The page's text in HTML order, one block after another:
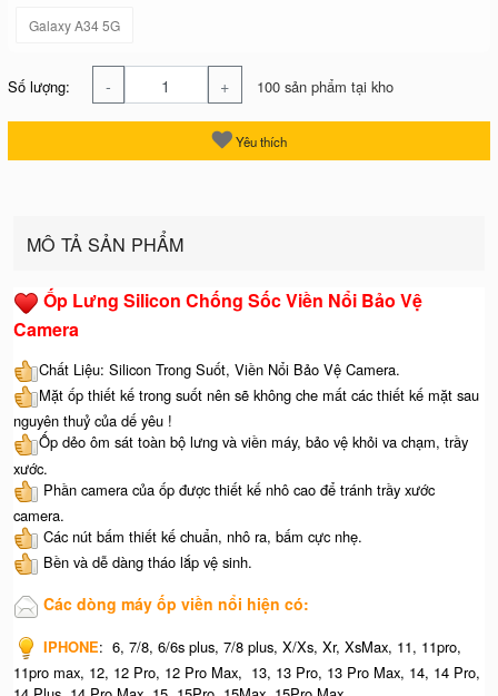
Galaxy A34 5G
Số lượng: - + 100 sản phẩm tại kho
Yêu thích
MÔ TẢ SẢN PHẨM
Ốp Lưng Silicon Chống Sốc Viền Nổi Bảo Vệ
Camera
Chất Liệu: Silicon Trong Suốt, Viền Nổi Bảo Vệ Camera.
Mặt ốp thiết kế trong suốt nên sẽ không che mất các thiết kế mặt sau
nguyên thuỷ của dế yêu !
Ốp dẻo ôm sát toàn bộ lưng và viền máy, bảo vệ khỏi va chạm, trầy
xước.
Phần camera của ốp được thiết kế nhô cao để tránh trầy xước
camera.
Các nút bấm thiết kế chuẩn, nhô ra, bấm cực nhẹ.
Bền và dễ dàng tháo lắp vệ sinh.
Các dòng máy ốp viền nổi hiện có:
IPHONE: 6, 7/8, 6/6s plus, 7/8 plus, X/Xs, Xr, XsMax, 11, 11pro,
11pro max, 12, 12 Pro, 12 Pro Max, 13, 13 Pro, 13 Pro Max, 14, 14 Pro,